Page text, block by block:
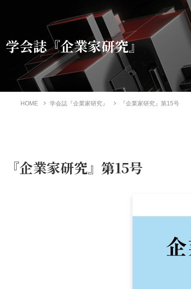
学会誌『企業家研究』
HOME 学会誌『企業家研究』 『企業家研究』第15号
『企業家研究』第15号